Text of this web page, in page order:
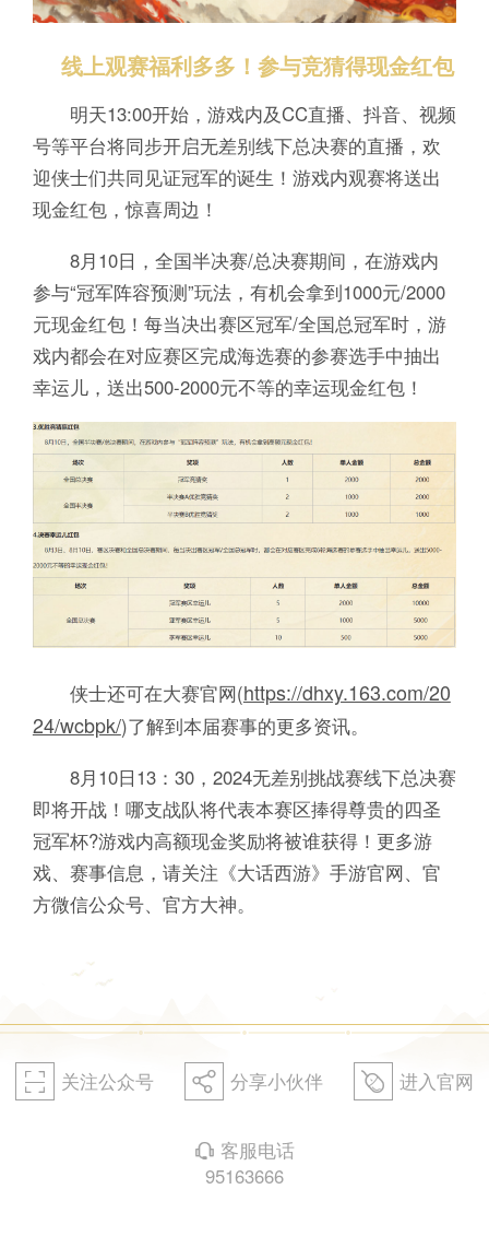
线上观赛福利多多！参与竞猜得现金红包
明天13:00开始，游戏内及CC直播、抖音、视频
号等平台将同步开启无差别线下总决赛的直播，欢
迎侠士们共同见证冠军的诞生！游戏内观赛将送出
现金红包，惊喜周边！
8月10日，全国半决赛/总决赛期间，在游戏内
参与“冠军阵容预测”玩法，有机会拿到1000元/2000
元现金红包！每当决出赛区冠军/全国总冠军时，游
戏内都会在对应赛区完成海选赛的参赛选手中抽出
幸运儿，送出500-2000元不等的幸运现金红包！
侠士还可在大赛官网(https://dhxy.163.com/20
24/wcbpk/)了解到本届赛事的更多资讯。
8月10日13：30，2024无差别挑战赛线下总决赛
即将开战！哪支战队将代表本赛区捧得尊贵的四圣
冠军杯?游戏内高额现金奖励将被谁获得！更多游
戏、赛事信息，请关注《大话西游》手游官网、官
方微信公众号、官方大神。
򰀁 关注公众号 򰀂 分享小伙伴 򰀄 进入官网
򰀃 客服电话
95163666